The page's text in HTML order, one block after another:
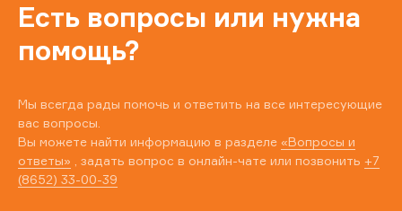
Есть вопросы или нужна
помощь?
Мы всегда рады помочь и ответить на все интересующие
вас вопросы.
Вы можете найти информацию в разделе «Вопросы и
ответы» , задать вопрос в онлайн-чате или позвонить +7
(8652) 33-00-39